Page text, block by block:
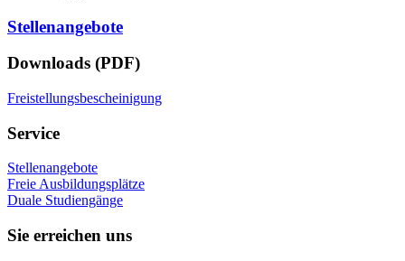
Stellenangebote
Downloads (PDF)
Freistellungsbescheinigung
Service
Stellenangebote
Freie Ausbildungsplätze
Duale Studiengänge
Sie erreichen uns